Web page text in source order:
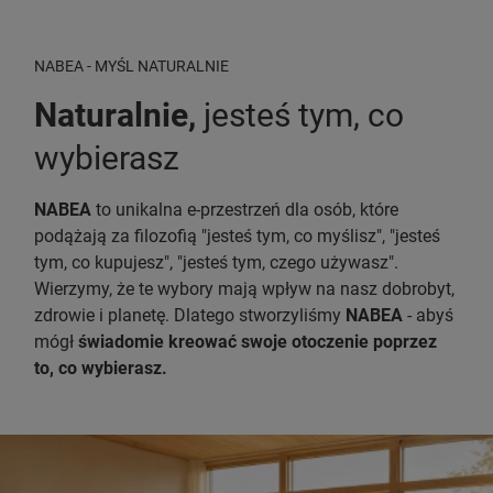
NABEA - MYŚL NATURALNIE
Naturalnie, jesteś tym, co
wybierasz
NABEA to unikalna e-przestrzeń dla osób, które
podążają za filozofią "jesteś tym, co myślisz", "jesteś
tym, co kupujesz", "jesteś tym, czego używasz".
Wierzymy, że te wybory mają wpływ na nasz dobrobyt,
zdrowie i planetę. Dlatego stworzyliśmy NABEA - abyś
mógł świadomie kreować swoje otoczenie poprzez
to, co wybierasz.